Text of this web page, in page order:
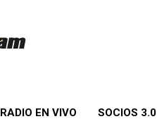
RADIO EN VIVO SOCIOS 3.0